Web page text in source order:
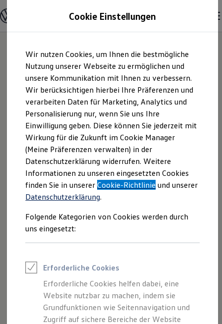
Hauptinhalt
springen
Footer
springen
Modelle und Konfigurator
Konfigurator
Modelle vergleichen
Elektroautos
ENERGY Sondermodelle
Nutzfahrzeuge
SUV und CUV
Familienautos
Kombis
Kompaktwagen
Sportwagen
Schnell verfügbare Fahrzeuge
Angebote und Produkte
Aktuelle Angebote
E-Auto-Förderung
Volkswagen Marktplatz
Die ENERGY Sondermodelle
Junge Gebrauchtwagen und Gebrauchtwagen
Volkswagen Zertifizierte Gebrauchtwagen
Elektromobilität bei Gebrauchtwagen
Saisonangebote
Reifenpakete
Leasing
Leasing-Angebote
Elektroauto Leasing
Kleinwagen-Leasing
Leasing ohne Anzahlung
Finanzierung
Autokredit mit Schlussrate
Versicherungen und Garantien
Autohaus Karmann
GmbH | Impressum
& Rechtliches
Hier finden Sie Informationen über uns
(Autohaus Karmann GmbH) als
verantwortlichen Anbieter von Inhalten
und Angeboten, die auf dieser Website
speziell aufgeführt sind.
Impressum
Datenschutzerklärung
Cookie Einstellungen
Wir nutzen Cookies, um Ihnen die bestmögliche
Nutzung unserer Webseite zu ermöglichen und
unsere Kommunikation mit Ihnen zu verbessern.
Wir berücksichtigen hierbei Ihre Präferenzen und
verarbeiten Daten für Marketing, Analytics und
Personalisierung nur, wenn Sie uns Ihre
Einwilligung geben. Diese können Sie jederzeit mit
Wirkung für die Zukunft im Cookie Manager
(Meine Präferenzen verwalten) in der
Datenschutzerklärung widerrufen. Weitere
Informationen zu unseren eingesetzten Cookies
finden Sie in unsererCookie-Richtlinie und unserer
Datenschutzerklärung.
Folgende Kategorien von Cookies werden durch
uns eingesetzt:
Erforderliche Cookies
Erforderliche Cookies helfen dabei, eine
Website nutzbar zu machen, indem sie
Grundfunktionen wie Seitennavigation und
Zugriff auf sichere Bereiche der Website